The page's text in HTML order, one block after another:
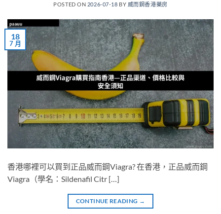
POSTED ON 2026-07-18 BY 威而鋼香港藥房
18
7 月
香港哪裡可以買到正品威而鋼Viagra? 在香港，正品威而鋼
Viagra（學名：Sildenafil Citr […]
CONTINUE READING →